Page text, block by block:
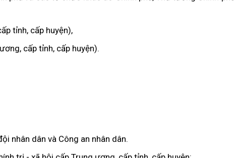
tỉnh, cấp huyện),
cấp tỉnh, cấp huyện).
nhân dân và Công an nhân dân.